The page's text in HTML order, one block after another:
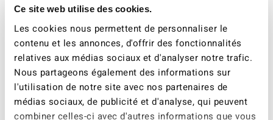
Ce site web utilise des cookies.
Les cookies nous permettent de personnaliser le
contenu et les annonces, d'offrir des fonctionnalités
relatives aux médias sociaux et d'analyser notre trafic.
Nous partageons également des informations sur
l'utilisation de notre site avec nos partenaires de
médias sociaux, de publicité et d'analyse, qui peuvent
combiner celles-ci avec d'autres informations que vous
rapport à 1990. Seuls 7% de ces objectifs ont été
atteints. La vice-présidente de l'ATE, Isabelle Pasquier-
Eichenberger, déclare : «C'est faire preuve d'une vision
à court terme que de repousser à 2031 nos
responsabilité vis-à-vis du trafic routier, dans un pays où
l'on roule beaucoup. D'ici là, miser avant tout sur des
certificats étrangers est le moyen le plus coûteux de